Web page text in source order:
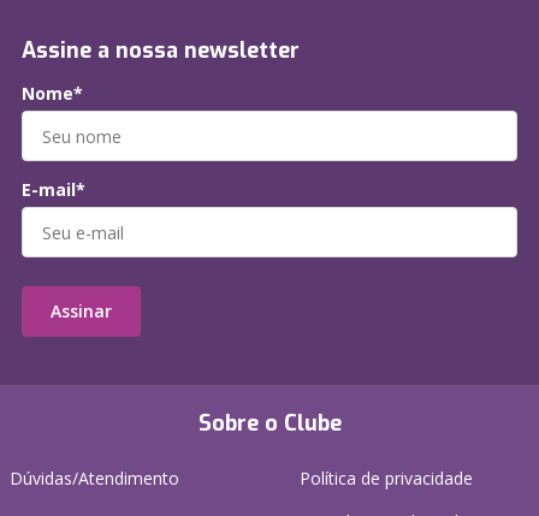
Sobre o Clube
Dúvidas/Atendimento
Política de privacidade
Assine a nossa newsletter
Nome*
E-mail*
Assinar